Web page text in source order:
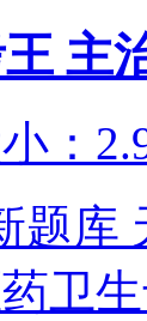
主
：
题库
卫